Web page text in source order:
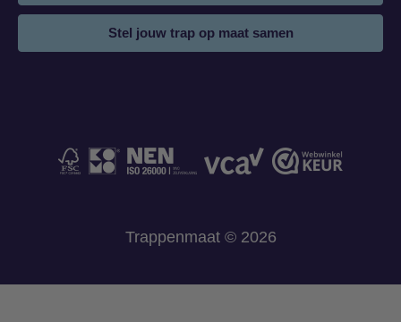
Stel jouw trap op maat samen
Trappenmaat © 2026